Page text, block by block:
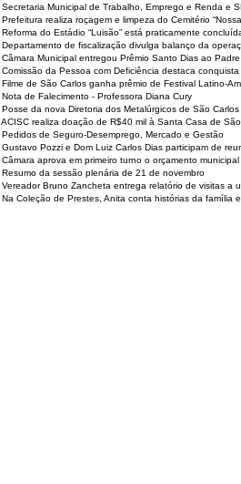
Secretaria Municipal de Trabalho, Emprego e Renda e
Prefeitura realiza roçagem e limpeza do Cemitério
Reforma do Estádio “Luisão” está praticamente
Departamento de fiscalização divulga balanço da
Câmara Municipal entregou Prêmio Santo Dias ao
Comissão da Pessoa com Deficiência destaca
Filme de São Carlos ganha prêmio de Festival Latino-
Nota de Falecimento - Professora Diana Cury
Posse da nova Diretoria dos Metalúrgicos de São
ACISC realiza doação de R$40 mil à Santa Casa de
Pedidos de Seguro-Desemprego, Mercado e Gestão
Gustavo Pozzi e Dom Luiz Carlos Dias participam de
Câmara aprova em primeiro turno o orçamento
Resumo da sessão plenária de 21 de novembro
Vereador Bruno Zancheta entrega relatório de visitas a
Na Coleção de Prestes, Anita conta histórias da família